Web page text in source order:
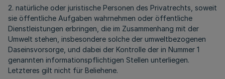
2. natürliche oder juristische Personen des Privatrechts, soweit
sie öffentliche Aufgaben wahrnehmen oder öffentliche
Dienstleistungen erbringen, die im Zusammenhang mit der
Umwelt stehen, insbesondere solche der umweltbezogenen
Daseinsvorsorge, und dabei der Kontrolle der in Nummer 1
genannten informationspflichtigen Stellen unterliegen.
Letzteres gilt nicht für Beliehene.